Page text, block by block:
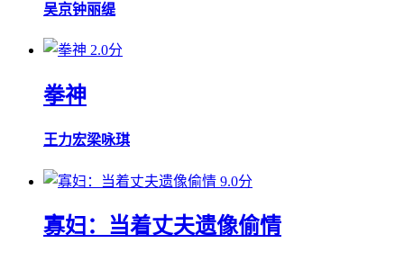
吴京钟丽缇
2.0分
拳神
王力宏梁咏琪
9.0分
寡妇：当着丈夫遗像偷情